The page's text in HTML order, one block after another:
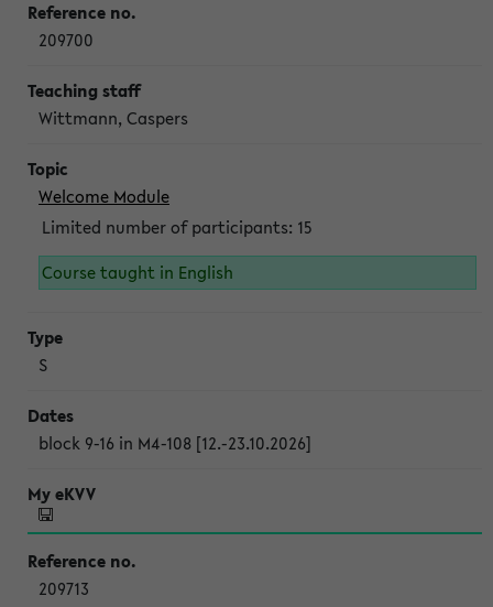
209700
Wittmann, Caspers
Welcome Module
Limited number of participants: 15
Course taught in English
S
block 9-16 in M4-108 [12.-23.10.2026]
209713